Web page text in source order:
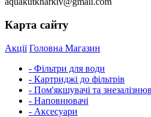
Карта сайту
Акції Головна Магазин
- Фільтри для води
- Картриджі до фільтрів
- Пом'якшувачі та
- Наповнювачі
- Аксесуари